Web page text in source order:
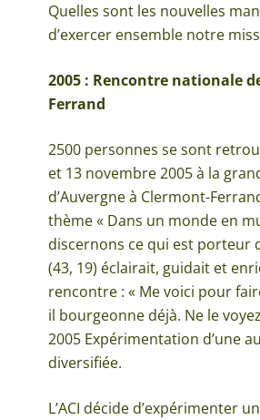
Quelles sont les nouvelles
d’exercer ensemble notre
2005 : Rencontre nationale
Ferrand
2500 personnes se sont
et 13 novembre 2005 à la
d’Auvergne à Clermont-
thème « Dans un monde en
discernons ce qui est porteur
(43, 19) éclairait, guidait et
rencontre : « Me voici pour
il bourgeonne déjà. Ne le
2005 Expérimentation d’une
diversifiée.
L’ACI décide d’expérimenter